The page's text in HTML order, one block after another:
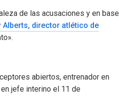
de las acusaciones y en base
Alberts, director atlético de
abiertos, entrenador en
jefe interino el 11 de